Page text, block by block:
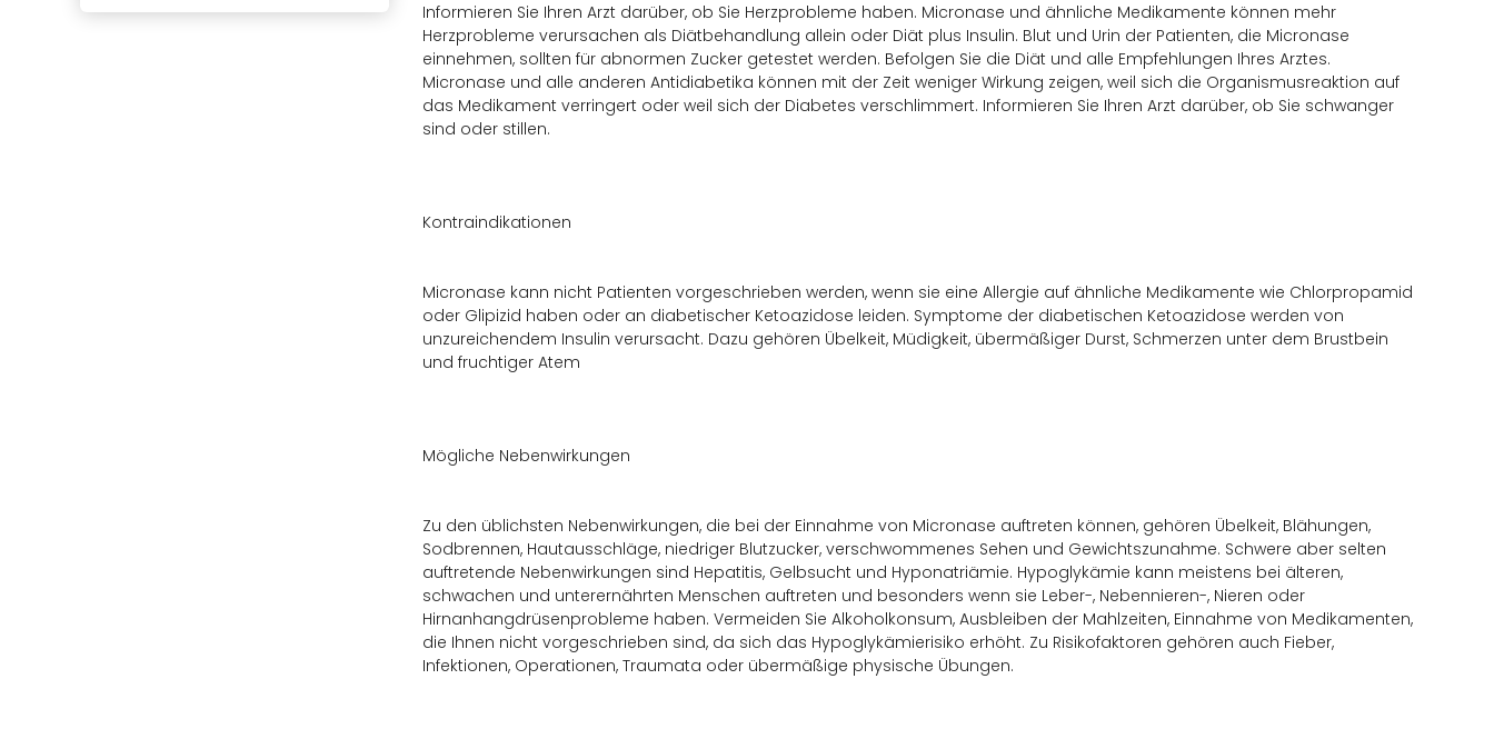
Informieren Sie Ihren Arzt darüber, ob Sie Herzprobleme haben. Micronase und ähnliche Medikamente können mehr
Herzprobleme verursachen als Diätbehandlung allein oder Diät plus Insulin. Blut und Urin der Patienten, die Micronase
einnehmen, sollten für abnormen Zucker getestet werden. Befolgen Sie die Diät und alle Empfehlungen Ihres Arztes.
Micronase und alle anderen Antidiabetika können mit der Zeit weniger Wirkung zeigen, weil sich die Organismusreaktion auf
das Medikament verringert oder weil sich der Diabetes verschlimmert. Informieren Sie Ihren Arzt darüber, ob Sie schwanger
sind oder stillen.
Kontraindikationen
Micronase kann nicht Patienten vorgeschrieben werden, wenn sie eine Allergie auf ähnliche Medikamente wie Chlorpropamid
oder Glipizid haben oder an diabetischer Ketoazidose leiden. Symptome der diabetischen Ketoazidose werden von
unzureichendem Insulin verursacht. Dazu gehören Übelkeit, Müdigkeit, übermäßiger Durst, Schmerzen unter dem Brustbein
und fruchtiger Atem
Mögliche Nebenwirkungen
Zu den üblichsten Nebenwirkungen, die bei der Einnahme von Micronase auftreten können, gehören Übelkeit, Blähungen,
Sodbrennen, Hautausschläge, niedriger Blutzucker, verschwommenes Sehen und Gewichtszunahme. Schwere aber selten
auftretende Nebenwirkungen sind Hepatitis, Gelbsucht und Hyponatriämie. Hypoglykämie kann meistens bei älteren,
schwachen und unterernährten Menschen auftreten und besonders wenn sie Leber-, Nebennieren-, Nieren oder
Hirnanhangdrüsenprobleme haben. Vermeiden Sie Alkoholkonsum, Ausbleiben der Mahlzeiten, Einnahme von Medikamenten,
die Ihnen nicht vorgeschrieben sind, da sich das Hypoglykämierisiko erhöht. Zu Risikofaktoren gehören auch Fieber,
Infektionen, Operationen, Traumata oder übermäßige physische Übungen.